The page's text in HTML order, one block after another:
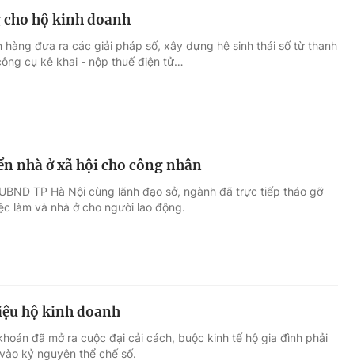
lịch
đẹp
lượng cuộc sống
Học trực tuyến
hộ kinh doanh
hàng đưa ra các giải pháp số, xây dựng hệ sinh thái số từ thanh
cụ kê khai - nộp thuế điện tử…
nhà ở xã hội cho công nhân
TP Hà Nội cùng lãnh đạo sở, ngành đã trực tiếp tháo gỡ
làm và nhà ở cho người lao động.
hộ kinh doanh
đã mở ra cuộc đại cải cách, buộc kinh tế hộ gia đình phải
kỷ nguyên thể chế số.